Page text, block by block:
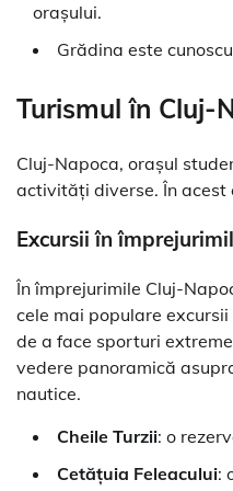
orașului.
Grădina este
Turismul în Cluj-
Cluj-Napoca, orașul
activități diverse. În acest
Excursii în
În împrejurimile Cluj-
cele mai populare excursii
de a face sporturi
vedere panoramică
nautice.
Cheile Turzii: o
Cetățuia Feleacului: